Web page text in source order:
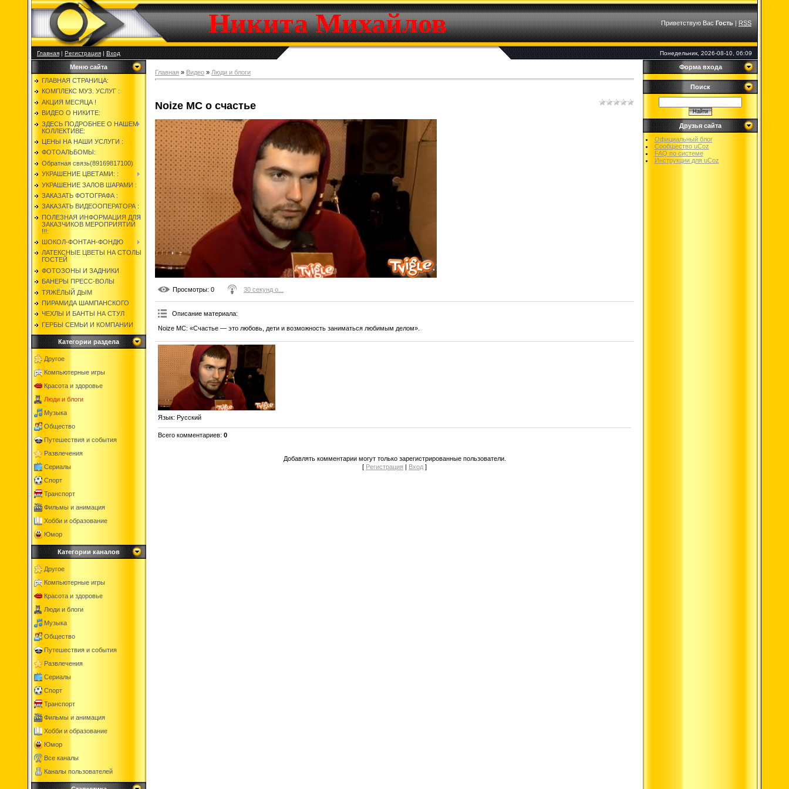
Никита Михайлов Приветствую Вас Гость|RSS
Главная|Регистрация|Вход Понедельник, 2026-08-10, 06:09
Меню сайта
ГЛАВНАЯ СТРАНИЦА:
КОМПЛЕКС МУЗ. УСЛУГ :
АКЦИЯ МЕСЯЦА !
ВИДЕО О НИКИТЕ:
ЗДЕСЬ ПОДРОБНЕЕ О НАШЕМ
КОЛЛЕКТИВЕ:
ЦЕНЫ НА НАШИ УСЛУГИ :
ФОТОАЛЬБОМЫ:
Обратная связь(89169817100)
УКРАШЕНИЕ ЦВЕТАМИ: :
УКРАШЕНИЕ ЗАЛОВ ШАРАМИ :
ЗАКАЗАТЬ ФОТОГРАФА :
ЗАКАЗАТЬ ВИДЕООПЕРАТОРА :
ПОЛЕЗНАЯ ИНФОРМАЦИЯ ДЛЯ
ЗАКАЗЧИКОВ МЕРОПРИЯТИЙ
!!!:
ШОКОЛ-ФОНТАН-ФОНДЮ
ЛАТЕКСНЫЕ ЦВЕТЫ НА СТОЛЫ
ГОСТЕЙ
ФОТОЗОНЫ И ЗАДНИКИ
БАНЕРЫ ПРЕСС-ВОЛЫ
ТЯЖЁЛЫЙ ДЫМ
ПИРАМИДА ШАМПАНСКОГО
ЧЕХЛЫ И БАНТЫ НА СТУЛ
ГЕРБЫ СЕМЬИ И КОМПАНИИ
Категории раздела
Другое
Компьютерные игры
Красота и здоровье
Люди и блоги
Музыка
Общество
Путешествия и события
Развлечения
Сериалы
Спорт
Транспорт
Фильмы и анимация
Хобби и образование
Юмор
Категории каналов
Другое
Компьютерные игры
Красота и здоровье
Люди и блоги
Музыка
Общество
Путешествия и события
Развлечения
Сериалы
Спорт
Транспорт
Фильмы и анимация
Хобби и образование
Юмор
Все каналы
Каналы пользователей
Главная » Видео » Люди и блоги
Noize MC о счастье
Просмотры: 0 30 секунд о...
Описание материала:
Noize MC: «Счастье — это любовь, дети и возможность заниматься любимым делом».
Язык: Русский
Всего комментариев: 0
Добавлять комментарии могут только зарегистрированные пользователи.
[ Регистрация | Вход ]
Форма входа
Поиск
Друзья сайта
Официальный блог
Сообщество uCoz
FAQ по системе
Инструкции для uCoz